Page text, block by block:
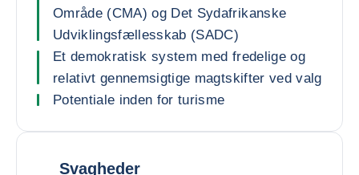
Område (CMA) og Det Sydafrikanske
Udviklingsfællesskab (SADC)
Et demokratisk system med fredelige og
relativt gennemsigtige magtskifter ved valg
Potentiale inden for turisme
Svagheder